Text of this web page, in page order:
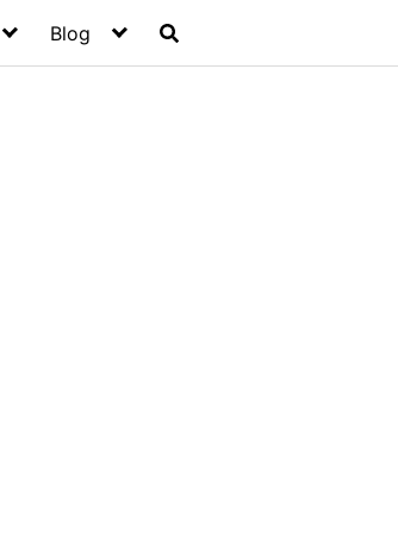
Blog